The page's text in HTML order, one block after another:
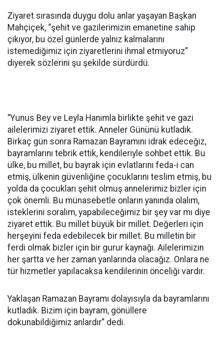
Ziyaret sırasında duygu dolu anlar yaşayan Başkan
Mahçiçek, “şehit ve gazilerimizin emanetine sahip
çıkıyor, bu özel günlerde yalnız kalmalarını
istemediğimiz için ziyaretlerini ihmal etmiyoruz”
diyerek sözlerini şu şekilde sürdürdü.
“Yunus Bey ve Leyla Hanımla birlikte şehit ve gazi
ailelerimizi ziyaret ettik. Anneler Gününü kutladık.
Birkaç gün sonra Ramazan Bayramını idrak edeceğiz,
bayramlarını tebrik ettik, kendileriyle sohbet ettik. Bu
ülke, bu millet, bu bayrak için evlatlarını feda-i can
etmiş, ülkenin güvenliğine çocuklarını teslim etmiş, bu
yolda da çocukları şehit olmuş annelerimiz bizler için
çok önemli. Bu münasebetle onların yanında olalım,
isteklerini soralım, yapabileceğimiz bir şey var mı diye
ziyaret ettik. Bu millet büyük bir millet. Değerleri için
herşeyini feda edebilecek bir millet. Bu milletin bir
ferdi olmak bizler için bir gurur kaynağı. Ailelerimizin
her şartta ve her zaman yanlarında olacağız. Onlara ne
tür hizmetler yapılacaksa kendilerinin önceliği vardır.
Yaklaşan Ramazan Bayramı dolayısıyla da bayramlarını
kutladık. Bizim için bayram, gönüllere
dokunabildiğimiz anlardır” dedi.